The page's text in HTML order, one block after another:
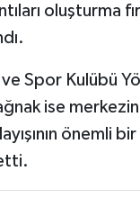
oluşturma
ve Spor Kulübü
ise
önemli